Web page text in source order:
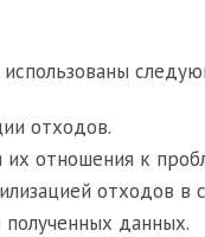
отходов.
их отношения к
отходов в
данных.